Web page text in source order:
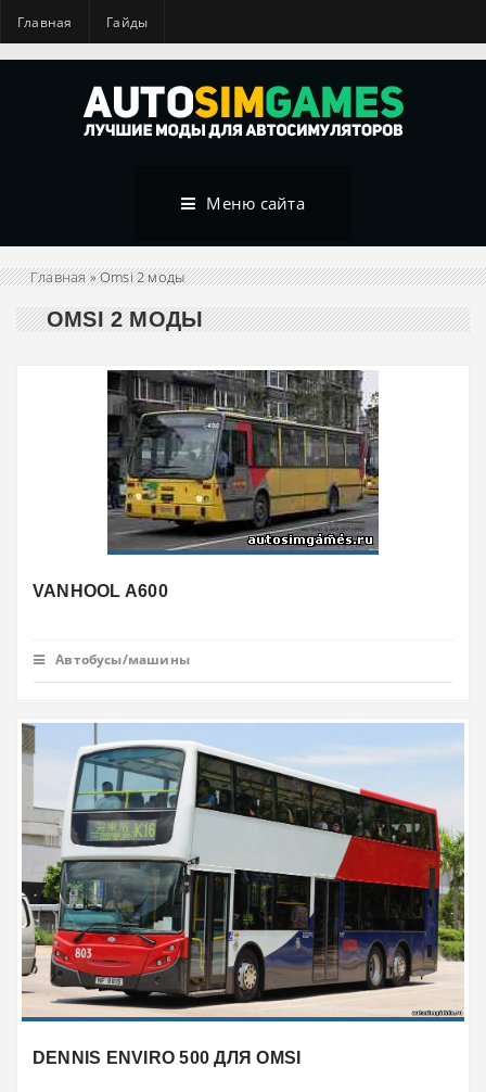
Главная Гайды
Меню сайта
Главная» Omsi 2 моды
OMSI 2 МОДЫ
VANHOOL A600
Автобусы/машины
DENNIS ENVIRO 500 ДЛЯ OMSI